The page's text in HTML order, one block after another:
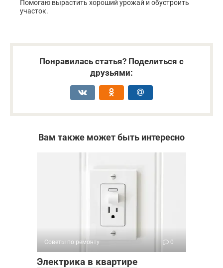
Помогаю вырастить хороший урожай и обустроить
участок.
Понравилась статья? Поделиться с
друзьями:
Вам также может быть интересно
Советы по ремонту 0
Электрика в квартире